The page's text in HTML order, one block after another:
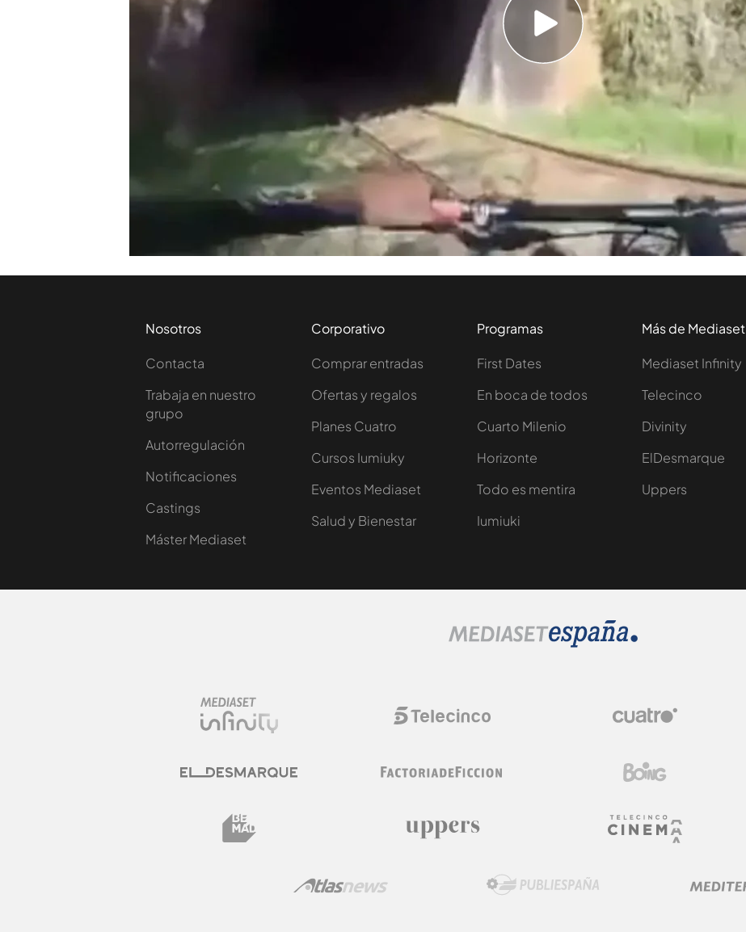
acababa en un túnel. Enseguida se dieron cuenta de que, en caso de que
viniese un tren, no habría espacio para ellos, pero aún así decidieron seguir
adelante. ¿Qué podría salir mal? Pues eso que están pensando es justo lo
que ocurrió. A penas habían recorrido unos metros cuándo escucharon
que se aproximaba una locomotora a toda velocidad. Corriendo, se
dieron media vuelta y pedalearon a toda velocidad. Justo cuándo el tren
estaba a punto de alcanzarle, el segundo de los ciclistas abandonaba el
túnel y salvaba la vida por segundos.
Noticias virales
Nosotros
Contacta
Trabaja en nuestro
grupo
Autorregulación
Notificaciones
Castings
Máster Mediaset
Corporativo
Comprar entradas
Ofertas y regalos
Planes Cuatro
Cursos Iumiuky
Eventos Mediaset
Salud y Bienestar
Programas
First Dates
En boca de todos
Cuarto Milenio
Horizonte
Todo es mentira
Iumiuki
Más de Mediaset
Mediaset Infinity
Telecinco
Divinity
ElDesmarque
Uppers